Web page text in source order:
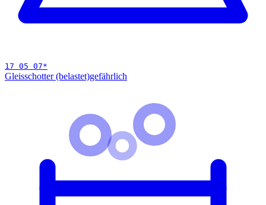
17 05 07*
Gleisschotter (belastet)gefährlich